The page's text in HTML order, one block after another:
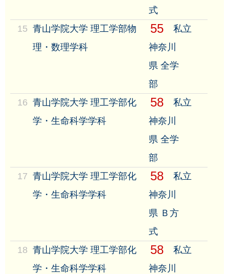
式
15 青山学院大学 理工学部物
理・数理学科
55
私立
神奈川
県 全学
部
16 青山学院大学 理工学部化
学・生命科学学科
58
私立
神奈川
県 全学
部
17 青山学院大学 理工学部化
学・生命科学学科
58
私立
神奈川
県 Ｂ方
式
18 青山学院大学 理工学部化
学・生命科学学科
58
私立
神奈川